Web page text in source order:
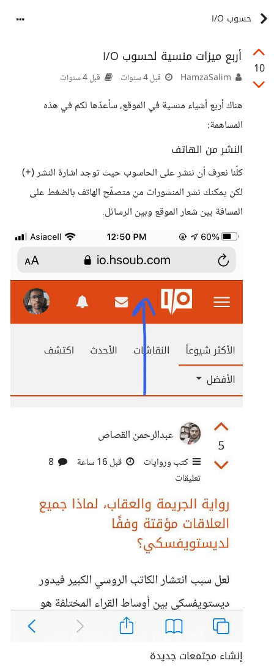
حسوب I/O
10
أربع ميزات منسية لحسوب I/O
قبل 4 سنوات قبل 4 سنوات
هناك أربع أشياء منسية في الموقع، سأعدّها لكم في هذه
المساهمة:
النشر من الهاتف
كلّنا نعرف أن ننشر على الحاسوب حيث توجد اشارة النشر (+)
لكن يمكنك نشر المنشورات من متصفّح الهاتف بالضغط على
المسافة بين شعار الموقع وبين الرسائل.
إنشاء مجتمعات جديدة